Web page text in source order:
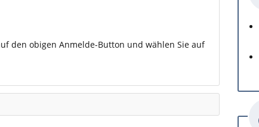
den obigen Anmelde-Button und wählen Sie auf